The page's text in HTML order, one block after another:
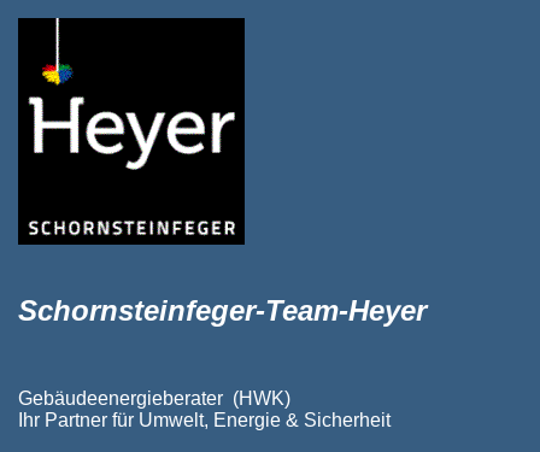
Schornsteinfeger-Team-Heyer
Gebäudeenergieberater (HWK)
Ihr Partner für Umwelt, Energie & Sicherheit